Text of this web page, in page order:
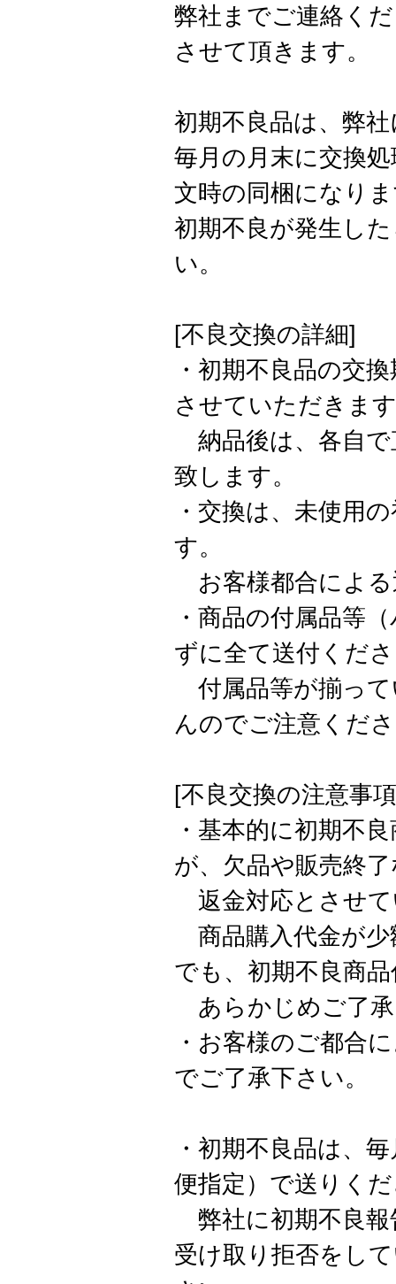
弊社までご連絡く
させて頂きます。
初期不良品は、弊
毎月の月末に交換
文時の同梱になり
初期不良が発生し
い。
[不良交換の詳細]
・初期不良品の交
させていただきま
納品後は、各自で
致します。
・交換は、未使用
す。
お客様都合による
・商品の付属品等
ずに全て送付くだ
付属品等が揃って
んのでご注意くだ
[不良交換の注意事
・基本的に初期不
が、欠品や販売終
返金対応とさせ
商品購入代金が少
でも、初期不良商
あらかじめご了
・お客様のご都合
でご了承下さい。
・初期不良品は、
便指定）で送りく
弊社に初期不良報
受け取り拒否をし